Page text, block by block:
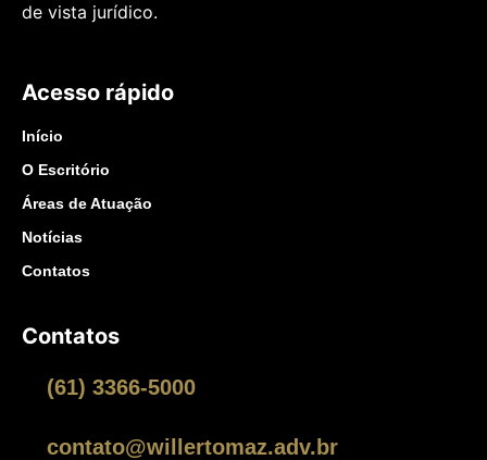
de vista jurídico.
Acesso rápido
Início
O Escritório
Áreas de Atuação
Notícias
Contatos
Contatos
(61) 3366-5000
contato@willertomaz.adv.br